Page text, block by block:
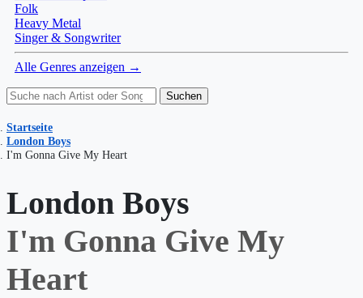
Folk
Heavy Metal
Singer & Songwriter
Alle Genres anzeigen →
Suchen
Startseite
London Boys
I'm Gonna Give My Heart
London Boys
I'm Gonna Give My
Heart